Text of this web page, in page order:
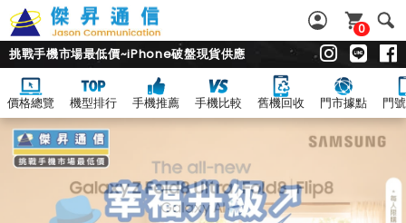
0
挑戰手機市場最低價~iPhone破盤現貨供應
價格總覽 機型排行 手機推薦 手機比較 舊機回收 門市據點 門